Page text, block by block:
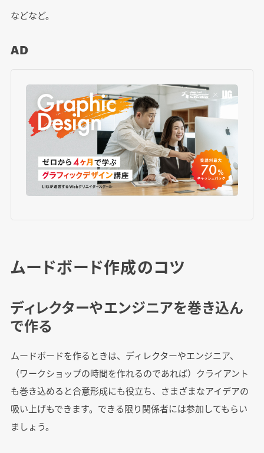
などなど。
AD
ムードボード作成のコツ
ディレクターやエンジニアを巻き込ん
で作る
ムードボードを作るときは、ディレクターやエンジニア、
（ワークショップの時間を作れるのであれば）クライアント
も巻き込めると合意形成にも役立ち、さまざまなアイデアの
吸い上げもできます。できる限り関係者には参加してもらい
ましょう。